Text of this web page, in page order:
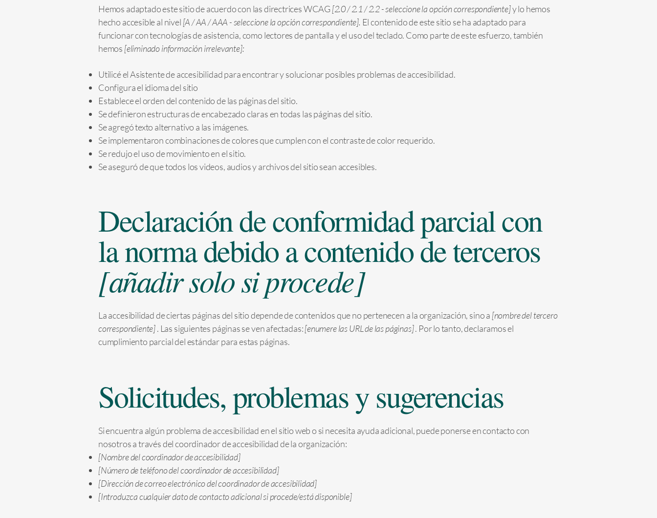
Hemos adaptado este sitio de acuerdo con las directrices WCAG [2.0 / 2.1 / 2.2 - seleccione la opción correspondiente]y lo hemos
hecho accesible al nivel [A / AA / AAA - seleccione la opción correspondiente]. El contenido de este sitio se ha adaptado para
funcionar con tecnologías de asistencia, como lectores de pantalla y el uso del teclado. Como parte de este esfuerzo, también
hemos [eliminado información irrelevante]:
Utilicé el Asistente de accesibilidad para encontrar y solucionar posibles problemas de accesibilidad.
Configura el idioma del sitio
Establece el orden del contenido de las páginas del sitio.
Se definieron estructuras de encabezado claras en todas las páginas del sitio.
Se agregó texto alternativo a las imágenes.
Se implementaron combinaciones de colores que cumplen con el contraste de color requerido.
Se redujo el uso de movimiento en el sitio.
Se aseguró de que todos los videos, audios y archivos del sitio sean accesibles.
Declaración de conformidad parcial con
la norma debido a contenido de terceros
[añadir solo si procede]
La accesibilidad de ciertas páginas del sitio depende de contenidos que no pertenecen a la organización, sino a [nombre del tercero
correspondiente]. Las siguientes páginas se ven afectadas:[enumere las URL de las páginas]. Por lo tanto, declaramos el
cumplimiento parcial del estándar para estas páginas.
Solicitudes, problemas y sugerencias
Si encuentra algún problema de accesibilidad en el sitio web o si necesita ayuda adicional, puede ponerse en contacto con
nosotros a través del coordinador de accesibilidad de la organización:
[Nombre del coordinador de accesibilidad]
[Número de teléfono del coordinador de accesibilidad]
[Dirección de correo electrónico del coordinador de accesibilidad]
[Introduzca cualquier dato de contacto adicional si procede/está disponible]